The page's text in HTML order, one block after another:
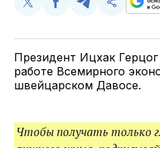
Поделиться
Twitter
Поделиться
Facebook
Поделиться
Telegram
ссылкой
Президент Ицхак
работе Всемирного
швейцарском Давосе.
Чтобы получать только